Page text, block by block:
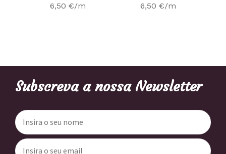
6,50 €/m 6,50 €/m
Subscreva a nossa Newsletter